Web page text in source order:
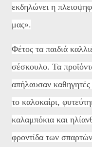
εκδηλώνει η
μας».
Φέτος τα παιδιά
σέσκουλο. Τα
απήλαυσαν καθηγητές
το καλοκαίρι,
καλαμπόκια και
φροντίδα των